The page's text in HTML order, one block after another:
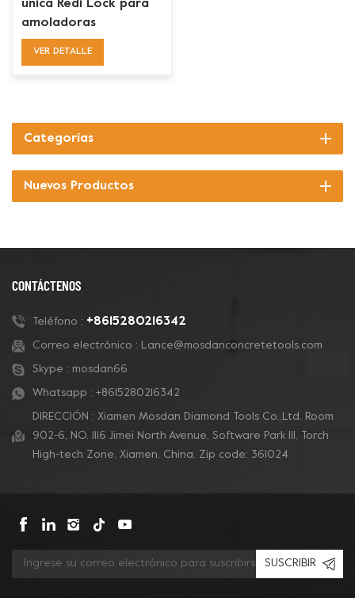
única Redi Lock para
amoladoras
Husqvarna
VER DETALLE
Categorías
Nuevos Productos
CONTÁCTENOS
Teléfono : +8615280216342
Correo electrónico : Lance@mosdanconcretetools.com
Skype : mosdan66
Whatsapp : +8615280216342
DIRECCIÓN : Xiamen Mosdan Diamond Tools Co.,Ltd. Room
902-6, NO. 1116 Jimei North Avenue, Software Park Ill, Torch
High-tech Zone, Xiamen, China. Zip code: 361024
SUSCRIBIR